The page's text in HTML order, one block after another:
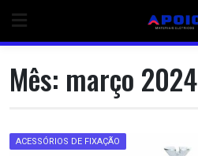
content
Mês: março 2024
ACESSÓRIOS DE FIXAÇÃO